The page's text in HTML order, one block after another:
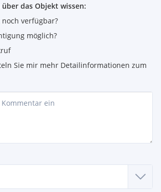
das Objekt wissen:
verfügbar?
möglich?
Sie mir mehr Detailinformationen zum